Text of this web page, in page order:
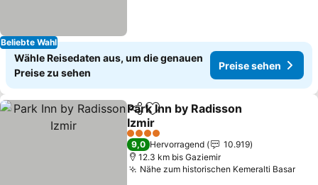
Beliebte Wahl
Wähle Reisedaten aus, um die genauen
Preise zu sehen
Preise sehen
TeilenZu Favoriten hinzufügen
Park Inn by Radisson
Izmir
4 Sterne
9,0 Hervorragend
10.919
12.3 km bis Gaziemir
Nähe zum historischen Kemeralti Basar